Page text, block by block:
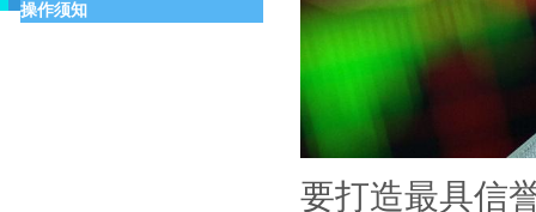
操作须知
要打造最具信